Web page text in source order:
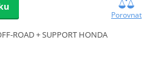
Porovnat
ROAD + SUPPORT HONDA